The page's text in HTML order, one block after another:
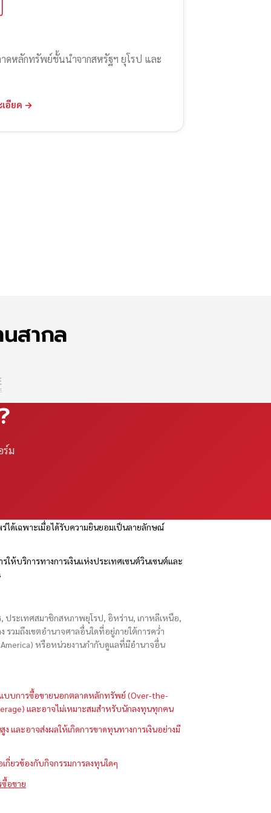
ดหลักทรัพย์ชั้นนำจากสหรัฐฯ ยุโรป และ
เอียด →
สากล
ร์ม
ได้เฉพาะเมื่อได้รับความยินยอมเป็นลายลักษณ์
ห้บริการทางการเงินแห่งประเทศเซนต์วินเซนต์และ
ประเทศสมาชิกสหภาพยุโรป, อิหร่าน, เกาหลีเหนือ,
รวมถึงเขตอำนาจศาลอื่นใดที่อยู่ภายใต้การคว่ำ
หรือหน่วยงานกำกับดูแลที่มีอำนาจอื่น
แบบการซื้อขายนอกตลาดหลักทรัพย์ (Over-the-
และอาจไม่เหมาะสมสำหรับนักลงทุนทุกคน
ง และอาจส่งผลให้เกิดการขาดทุนทางการเงินอย่างมี
กี่ยวข้องกับกิจกรรมการลงทุนใดๆ
ซื้อขาย